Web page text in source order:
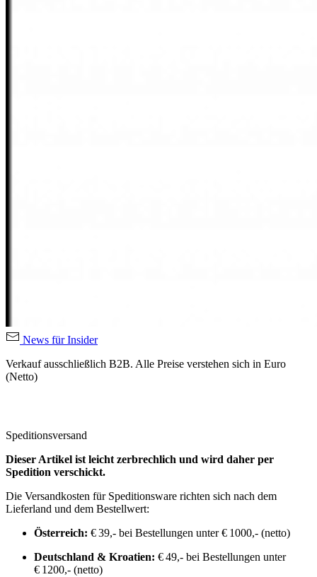
News für Insider
Verkauf ausschließlich B2B. Alle Preise verstehen sich in Euro
(Netto)
Speditionsversand
Dieser Artikel ist leicht zerbrechlich und wird daher per
Spedition verschickt.
Die Versandkosten für Speditionsware richten sich nach dem
Lieferland und dem Bestellwert:
Österreich: € 39,- bei Bestellungen unter € 1000,- (netto)
Deutschland & Kroatien: € 49,- bei Bestellungen unter
€ 1200,- (netto)